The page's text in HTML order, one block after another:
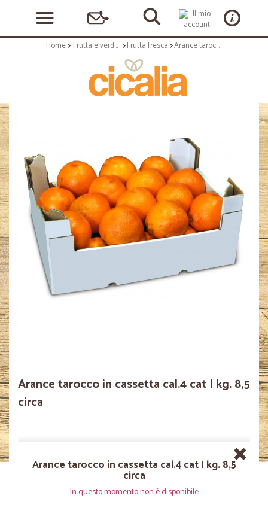
Home Frutta e verdura Frutta fresca Arance tarocco in cassetta cal.4 cat I kg. 8,5 circa
Arance tarocco in cassetta cal.4 cat I kg. 8,5
circa
Arance tarocco in cassetta cal.4 cat I kg. 8,5
circa
In questo momento non è disponibile